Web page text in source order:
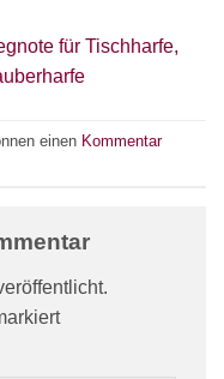
einen Kommentar